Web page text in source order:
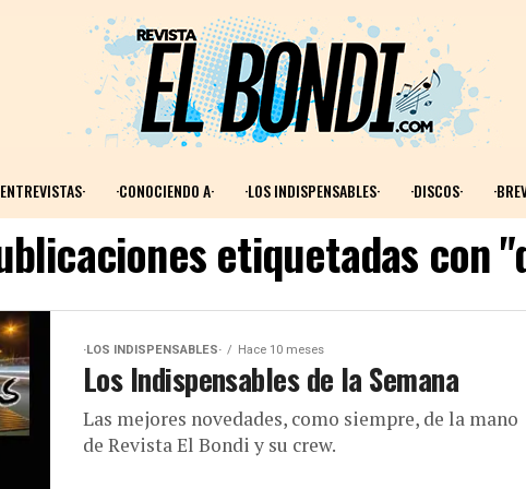
·CONOCIENDO A· ·LOS INDISPENSABLES· ·DISCOS·
etiquetadas con
·LOS INDISPENSABLES· Hace 10 meses
Los Indispensables de la Semana
Las mejores novedades, como siempre, de la mano
de Revista El Bondi y su crew.